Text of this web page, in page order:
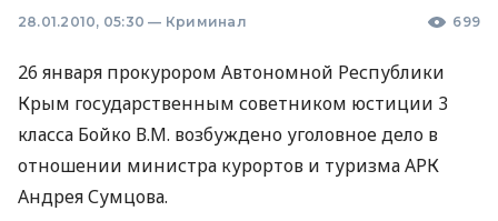
28.01.2010, 05:30 — Криминал 699
26 января прокурором Автономной Республики
Крым государственным советником юстиции 3
класса Бойко В.М. возбуждено уголовное дело в
отношении министра курортов и туризма АРК
Андрея Сумцова.